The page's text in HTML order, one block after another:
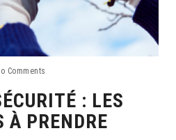
Comments
: LES
À PRENDRE